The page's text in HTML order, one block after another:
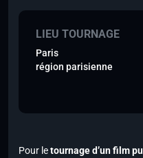
LIEU TOURNAGE
Paris
région parisienne
Pour letournage d’un film